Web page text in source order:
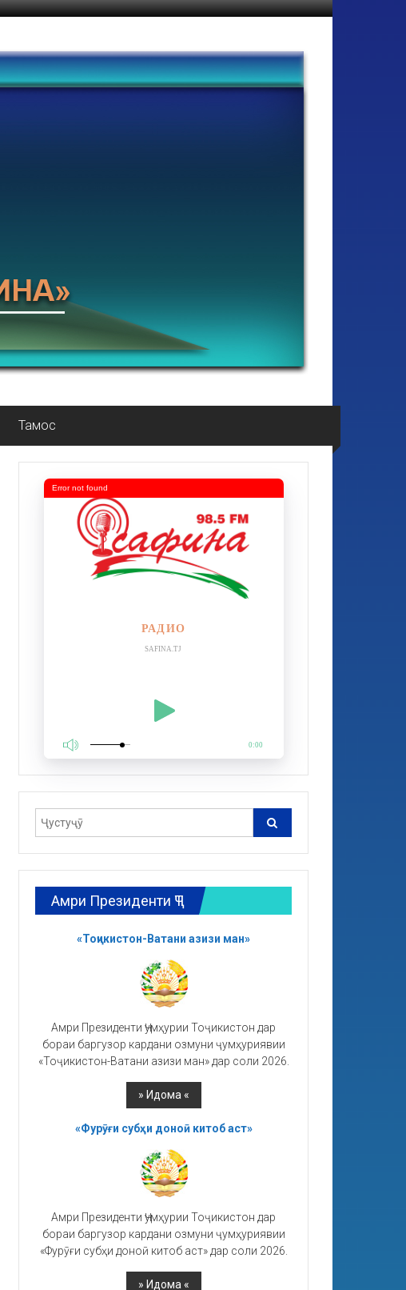
Тамос
РАДИО
SAFINA.TJ
0:00
Error not found
Амри Президенти ҶТ
«Тоҷикистон-Ватани азизи ман»
Амри Президенти Ҷумҳурии Тоҷикистон дар
бораи баргузор кардани озмуни ҷумҳуриявии
«Тоҷикистон-Ватани азизи ман» дар соли 2026.
«Фурӯғи субҳи доноӣ китоб аст»
Амри Президенти Ҷумҳурии Тоҷикистон дар
бораи баргузор кардани озмуни ҷумҳуриявии
«Фурӯғи субҳи доноӣ китоб аст» дар соли 2026.